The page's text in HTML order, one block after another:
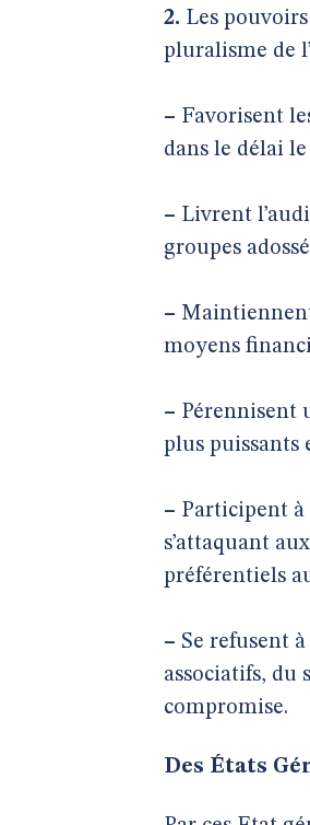
2. Les
pluralisme de
– Favorisent
dans le délai
– Livrent
groupes
–
moyens
– Pérennisent
plus puissants
– Participent à
s’attaquant
préférentiels
– Se refusent
associatifs, du
compromise.
Des États